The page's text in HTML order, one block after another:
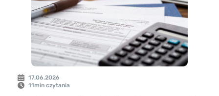
17.06.2026
11min czytania